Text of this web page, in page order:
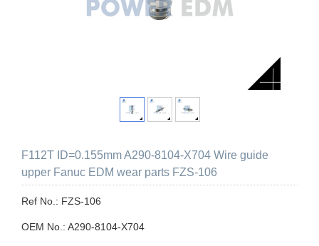
F112T ID=0.155mm A290-8104-X704 Wire guide
upper Fanuc EDM wear parts FZS-106
Ref No.: FZS-106
OEM No.: A290-8104-X704